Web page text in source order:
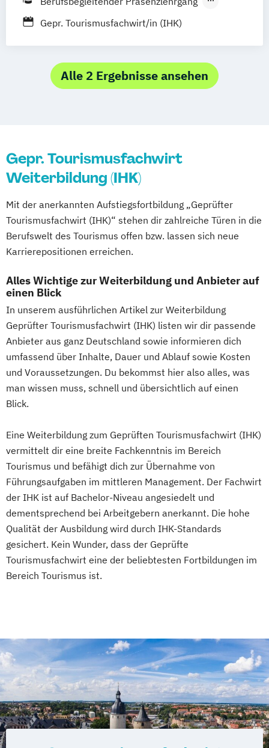
Tourism Consulting
Tourismus Management
Vollzeit
Gepr. Tourismusfachwirt/in (IHK)
Alle 2 Ergebnisse ansehen
Gepr. Tourismusfachwirt
Weiterbildung (IHK)
Mit der anerkannten Aufstiegsfortbildung „Geprüfter
Tourismusfachwirt (IHK)“ stehen dir zahlreiche Türen in die
Berufswelt des Tourismus offen bzw. lassen sich neue
Karrierepositionen erreichen.
Alles Wichtige zur Weiterbildung und Anbieter auf
einen Blick
In unserem ausführlichen Artikel zur Weiterbildung
Geprüfter Tourismusfachwirt (IHK) listen wir dir passende
Anbieter aus ganz Deutschland sowie informieren dich
umfassend über Inhalte, Dauer und Ablauf sowie Kosten
und Voraussetzungen. Du bekommst hier also alles, was
man wissen muss, schnell und übersichtlich auf einen
Blick.
Eine Weiterbildung zum Geprüften Tourismusfachwirt (IHK)
vermittelt dir eine breite Fachkenntnis im Bereich
Tourismus und befähigt dich zur Übernahme von
Führungsaufgaben im mittleren Management. Der Fachwirt
der IHK ist auf Bachelor-Niveau angesiedelt und
dementsprechend bei Arbeitgebern anerkannt. Die hohe
Qualität der Ausbildung wird durch IHK-Standards
gesichert. Kein Wunder, dass der Geprüfte
Tourismusfachwirt eine der beliebtesten Fortbildungen im
Bereich Tourismus ist.